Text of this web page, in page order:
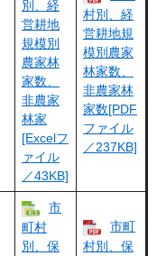
別、経
営耕地
規模別
農家林
家数、
非農家
林家
[Excelフ
ァイル
／43KB]
村別、経
営耕地規
模別農家
林家数、
非農家林
家数[PDF
ファイル
／237KB]
市
町村
別、保
市町
村別、保